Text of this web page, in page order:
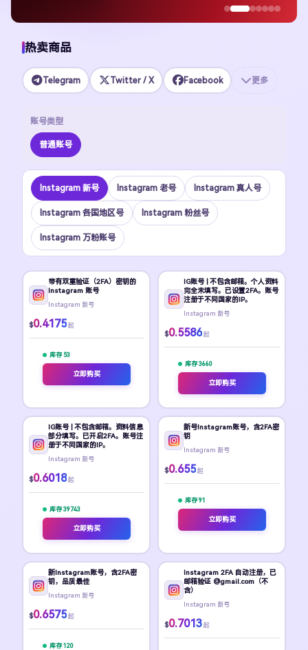
热卖商品
Telegram Twitter / X Facebook 更多
账号类型
普通账号
Instagram 新号 Instagram 老号 Instagram 真人号
Instagram 各国地区号 Instagram 粉丝号
Instagram 万粉账号
带有双重验证（2FA）密钥的
Instagram 账号
Instagram 新号
$0.4175 起
库存 53
立即购买
IG账号 | 不包含邮箱。个人资料
完全未填写。已设置2FA。账号
注册于不同国家的IP。
Instagram 新号
$0.5586 起
库存 3660
立即购买
IG账号 | 不包含邮箱。资料信息
部分填写。已开启2FA。账号注
册于不同国家的IP。
Instagram 新号
$0.6018 起
库存 39743
立即购买
新号Instagram账号，含2FA密
钥
Instagram 新号
$0.655 起
库存 91
立即购买
新Instagram账号，含2FA密
钥，品质最佳
Instagram 新号
$0.6575 起
库存 120
Instagram 2FA 自动注册，已
邮箱验证 @gmail.com（不
含）
Instagram 新号
$0.7013 起